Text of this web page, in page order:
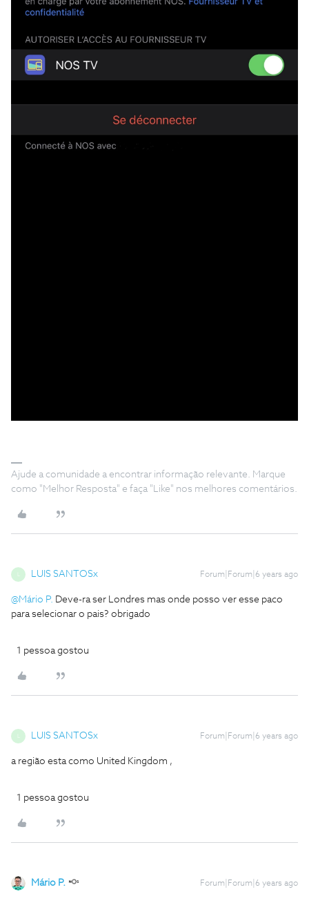
Ajude a comunidade a encontrar informação relevante. Marque
como "Melhor Resposta" e faça "Like" nos melhores comentários.
LUIS SANTOSx Forum|Forum|6 years ago
@Mário P. Deve-ra ser Londres mas onde posso ver esse paco
para selecionar o pais? obrigado
1 pessoa gostou
LUIS SANTOSx Forum|Forum|6 years ago
a região esta como United Kingdom ,
1 pessoa gostou
Mário P. Forum|Forum|6 years ago